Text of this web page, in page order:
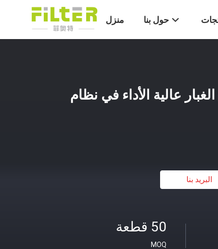
منزل حول بنا
عالية الأداء في نظام
البريد بنا
50 قطعة
MOQ